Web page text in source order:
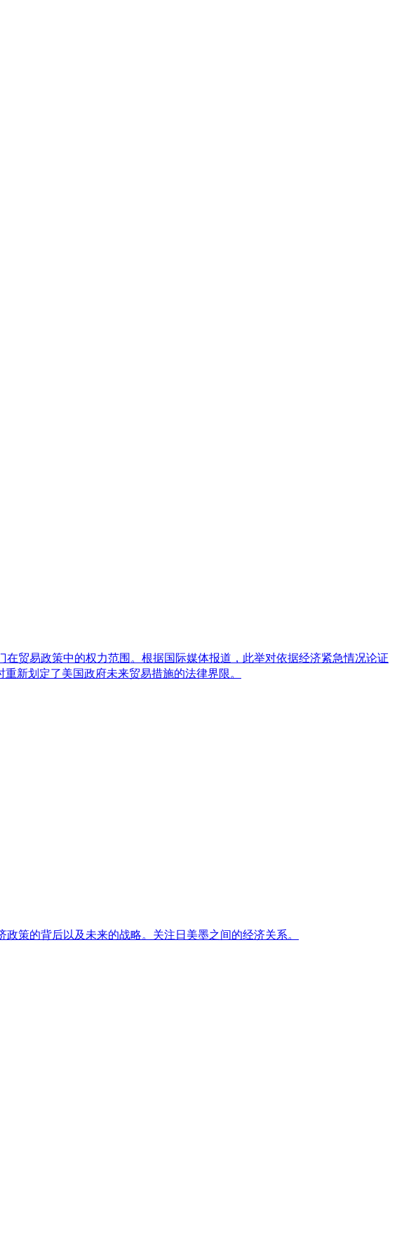
贸易政策中的权力范围。根据国际媒体报道，此举对依据经济紧急情况论证
新划定了美国政府未来贸易措施的法律界限。
策的背后以及未来的战略。关注日美墨之间的经济关系。